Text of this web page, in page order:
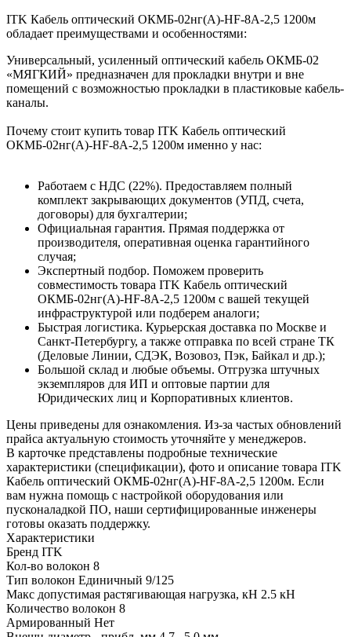
ITK Кабель оптический ОКМБ-02нг(А)-HF-8А-2,5 1200м
обладает преимуществами и особенностями:
Универсальный, усиленный оптический кабель ОКМБ-02
«МЯГКИЙ» предназначен для прокладки внутри и вне
помещений с возможностью прокладки в пластиковые кабель-
каналы.
Почему стоит купить товар ITK Кабель оптический
ОКМБ-02нг(А)-HF-8А-2,5 1200м именно у нас:
Работаем с НДС (22%). Предоставляем полный
комплект закрывающих документов (УПД, счета,
договоры) для бухгалтерии;
Официальная гарантия. Прямая поддержка от
производителя, оперативная оценка гарантийного
случая;
Экспертный подбор. Поможем проверить
совместимость товара ITK Кабель оптический
ОКМБ-02нг(А)-HF-8А-2,5 1200м с вашей текущей
инфраструктурой или подберем аналоги;
Быстрая логистика. Курьерская доставка по Москве и
Санкт-Петербургу, а также отправка по всей стране ТК
(Деловые Линии, СДЭК, Возовоз, Пэк, Байкал и др.);
Большой склад и любые объемы. Отгрузка штучных
экземпляров для ИП и оптовые партии для
Юридических лиц и Корпоративных клиентов.
Цены приведены для ознакомления. Из‑за частых обновлений
прайса актуальную стоимость уточняйте у менеджеров.
В карточке представлены подробные технические
характеристики (спецификации), фото и описание товара ITK
Кабель оптический ОКМБ-02нг(А)-HF-8А-2,5 1200м. Если
вам нужна помощь с настройкой оборудования или
пусконаладкой ПО, наши сертифицированные инженеры
готовы оказать поддержку.
Характеристики
Бренд ITK
Кол-во волокон 8
Тип волокон Единичный 9/125
Макс допустимая растягивающая нагрузка, кН 2.5 кН
Количество волокон 8
Армированный Нет